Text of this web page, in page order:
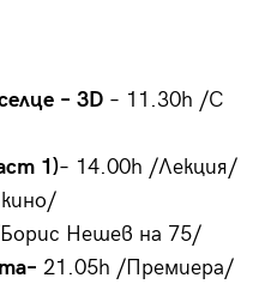
– 3D – 11.30h /С
1)– 14.00h /Лекция/
Нешев на 75/
– 21.05h /Премиера/